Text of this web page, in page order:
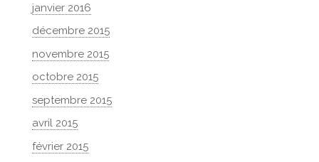
janvier 2016
décembre 2015
novembre 2015
octobre 2015
septembre 2015
avril 2015
février 2015